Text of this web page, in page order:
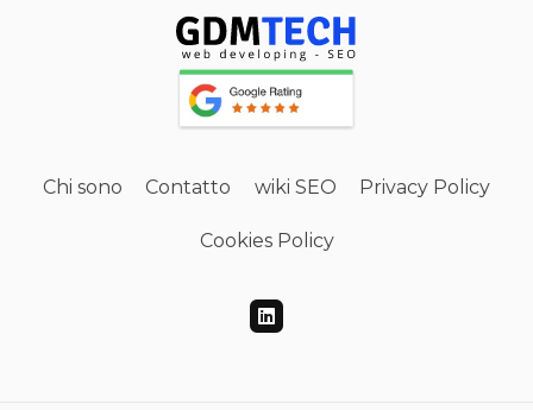
Chi sono Contatto wiki SEO Privacy Policy
Cookies Policy